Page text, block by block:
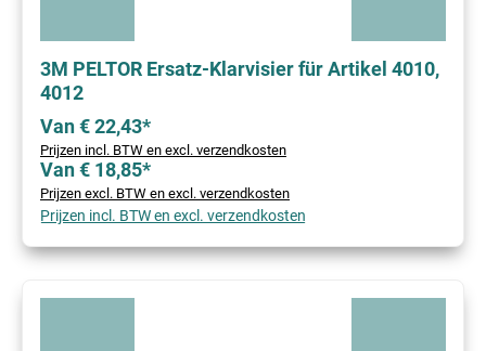
3M PELTOR Ersatz-Klarvisier für Artikel 4010,
4012
Van € 22,43*
Prijzen incl. BTW en excl. verzendkosten
Van € 18,85*
Prijzen excl. BTW en excl. verzendkosten
Prijzen incl. BTW en excl. verzendkosten